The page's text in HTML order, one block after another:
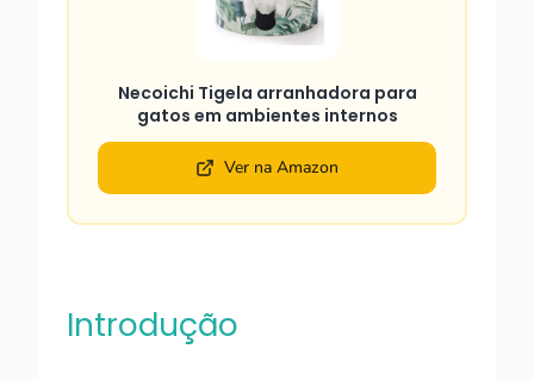
Necoichi Tigela arranhadora para
gatos em ambientes internos
Ver na Amazon
Introdução